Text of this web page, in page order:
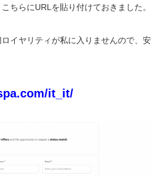
ちらにURLを貼り付けておきました。
イヤリティが私に入りませんので、安
it_it/